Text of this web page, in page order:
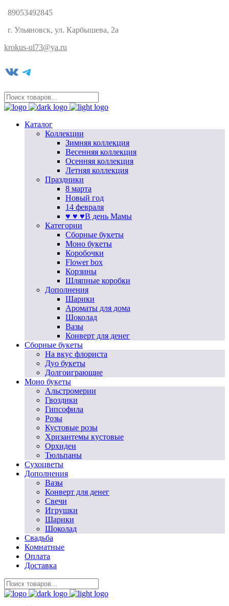
89053492845
г. Ульяновск, ул. Карбышева, 2а
krokus-ul73@ya.ru
VK Telegram
Каталог
Коллекции
Зимняя коллекция
Весенняя коллекция
Осенняя коллекция
Летняя коллекция
Праздники
8 марта
Новый год
14 февраля
♥ ♥ ♥В день Мамы
Категории
Сборные букеты
Моно букеты
Коробочки
Flower box
Корзины
Шляпные коробки
Дополнения
Шарики
Ароматы для дома
Шоколад
Вазы
Конверт для денег
Сборные букеты
На вкус флориста
Дуо букеты
Долгоиграющие
Моно букеты
Альстромерии
Гвоздики
Гипсофила
Розы
Кустовые розы
Хризантемы кустовые
Орхидеи
Тюльпаны
Сухоцветы
Дополнения
Вазы
Конверт для денег
Свечи
Игрушки
Шарики
Шоколад
Свадьба
Комнатные
Оплата
Доставка